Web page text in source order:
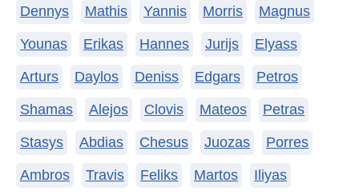
Dennys Mathis Yannis Morris Magnus
Younas Erikas Hannes Jurijs Elyass
Arturs Daylos Deniss Edgars Petros
Shamas Alejos Clovis Mateos Petras
Stasys Abdias Chesus Juozas Porres
Ambros Travis Feliks Martos Iliyas